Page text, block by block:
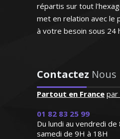
et à
Madame
en
est ma langue
(écoles privées
du niveau de
répartis sur tout
met en relation avec le
à votre besoin sous 24
Contactez Nous
Partout en France par
01 82 83 25 99
Du lundi au vendredi
samedi de 9H à 18H